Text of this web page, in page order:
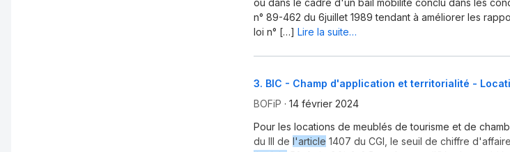
n° 89-462 du 6juillet 1989 tendant à améliorer les
loi n° […] Lire la suite…
3. BIC - Champ d'application et territorialité -
BOFiP · 14 février 2024
Pour les locations de meublés de tourisme et de
du III de l'article 1407 du CGI, le seuil de chiffre